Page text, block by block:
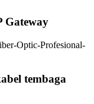
Gateway
tembaga